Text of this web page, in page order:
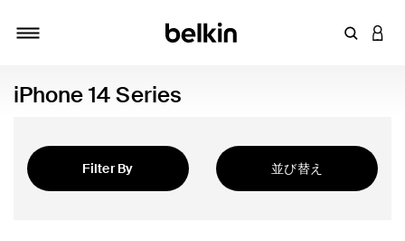
キーワアカ
iPhone 14 Series
Filter By
並び替え